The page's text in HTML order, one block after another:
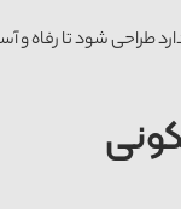
طراحی شود تا رفاه و